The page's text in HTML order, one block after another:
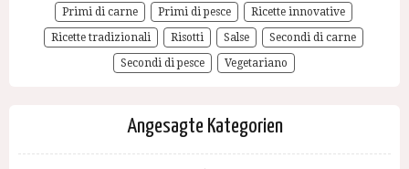
Primi di carne
Primi di pesce
Ricette innovative
Ricette tradizionali
Risotti Salse
Secondi di carne
Secondi di pesce
Vegetariano
Angesagte Kategorien